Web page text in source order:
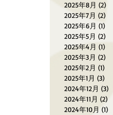
2025年8月 (2)
2025年7月 (2)
2025年6月 (1)
2025年5月 (2)
2025年4月 (1)
2025年3月 (2)
2025年2月 (1)
2025年1月 (3)
2024年12月 (3)
2024年11月 (2)
2024年10月 (1)